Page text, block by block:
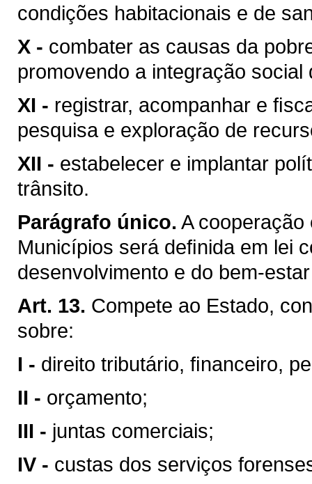
condições habitacionais e de
X - combater as causas da
promovendo a integração
XI - registrar, acompanhar e
pesquisa e exploração de
XII - estabelecer e implantar
trânsito.
Parágrafo único. A cooperação
Municípios será deﬁnida em lei
desenvolvimento e do bem-
Art. 13. Compete ao Estado,
sobre:
I - direito tributário, ﬁnanceiro,
II - orçamento;
III - juntas comerciais;
IV - custas dos serviços